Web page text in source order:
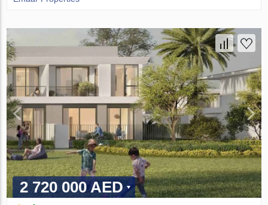
2 720 000 AED